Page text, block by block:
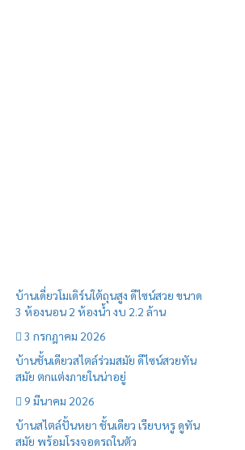
บ้านเดี่ยวโมเดิร์นใต้ถุนสูง ดีไซน์สวย ขนาด
3 ห้องนอน 2 ห้องน้ำ งบ 2.2 ล้าน
3 กรกฎาคม 2026
บ้านชั้นเดียวสไตล์ร่วมสมัย ดีไซน์สวยทัน
สมัย ตกแต่งภายในน่าอยู่
9 มีนาคม 2026
บ้านสไตล์ปั้นหยา ชั้นเดียว เรียบหรู ดูทัน
สมัย พร้อมโรงจอดรถในตัว